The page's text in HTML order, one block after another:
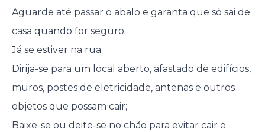
Aguarde até passar o abalo e garanta que só sai de
casa quando for seguro.
Já se estiver na rua:
Dirija-se para um local aberto, afastado de edifícios,
muros, postes de eletricidade, antenas e outros
objetos que possam cair;
Baixe-se ou deite-se no chão para evitar cair e